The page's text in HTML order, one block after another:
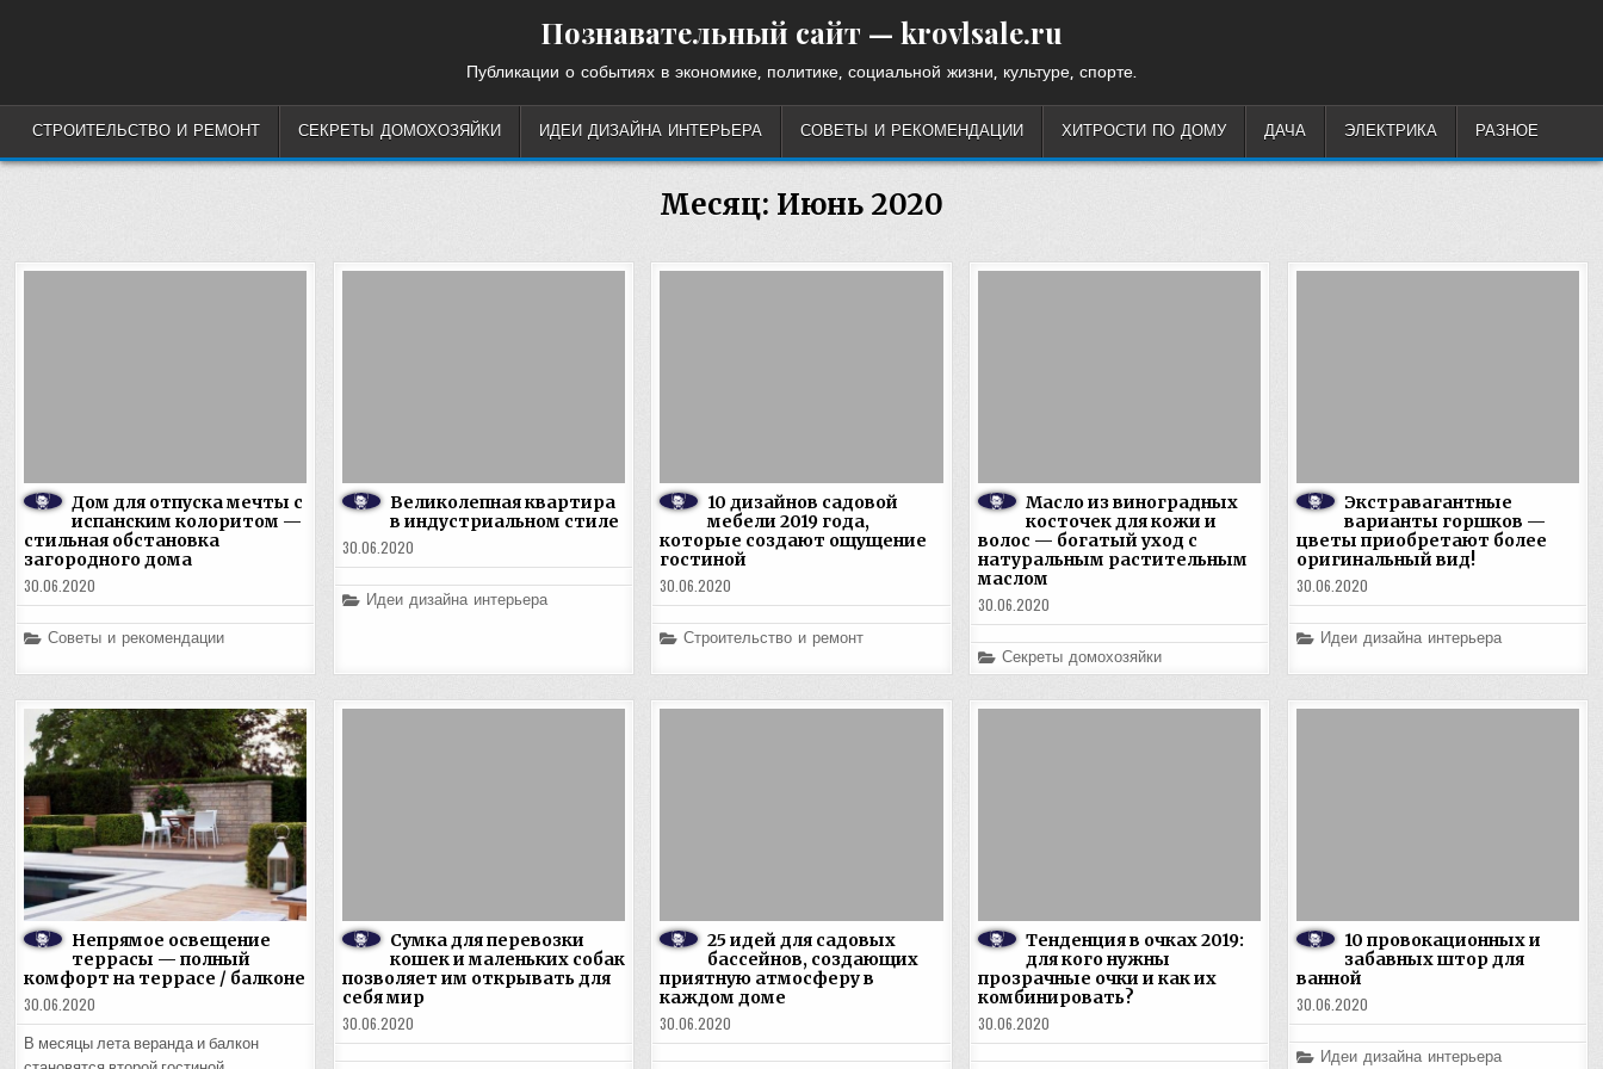
Познавательный сайт — krovlsale.ru
Публикации о событиях в экономике, политике, социальной жизни, культуре, спорте.
СТРОИТЕЛЬСТВО И РЕМОНТ СЕКРЕТЫ ДОМОХОЗЯЙКИ ИДЕИ ДИЗАЙНА ИНТЕРЬЕРА СОВЕТЫ И РЕКОМЕНДАЦИИ ХИТРОСТИ ПО ДОМУ ДАЧА ЭЛЕКТРИКА РАЗНОЕ
Месяц: Июнь 2020
Дом для отпуска мечты с
испанским колоритом —
стильная обстановка
загородного дома
30.06.2020
Posted
Советы и рекомендации
Великолепная квартира
в индустриальном стиле
30.06.2020
Posted
in
Идеи дизайна интерьера
10 дизайнов садовой
мебели 2019 года,
которые создают ощущение
гостиной
30.06.2020
Posted
Строительство и ремонт
Масло из виноградных
косточек для кожи и
волос — богатый уход с
натуральным растительным
маслом
30.06.2020
Posted
in
Секреты домохозяйки
Экстравагантные
варианты горшков —
цветы приобретают более
оригинальный вид!
30.06.2020
Posted
in
Идеи дизайна интерьера
Непрямое освещение
террасы — полный
комфорт на террасе / балконе
30.06.2020
В месяцы лета веранда и балкон
Сумка для перевозки
кошек и маленьких собак
позволяет им открывать для
себя мир
30.06.2020
25 идей для садовых
бассейнов, создающих
приятную атмосферу в
каждом доме
30.06.2020
Тенденция в очках 2019:
для кого нужны
прозрачные очки и как их
комбинировать?
30.06.2020
10 провокационных и
забавных штор для
ванной
30.06.2020
Posted
Идеи дизайна интерьера